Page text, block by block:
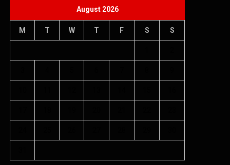
August 2026
M T W T F S S